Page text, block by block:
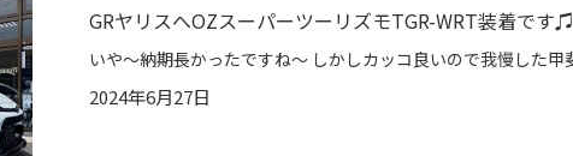
GRヤリスへOZスーパーツーリズモTGR-WRT装着です♫
2024年6月27日